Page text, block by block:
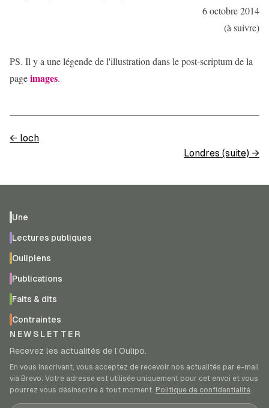
6 octobre 2014
(à suivre)
PS. Il y a une légende de l'illustration dans le post-scriptum de la
pageimages.
← loch
Londres (suite) →
Une
Lectures publiques
Oulipiens
Publications
Faits & dits
Contraintes
NEWSLETTER
Recevez les actualités de l’Oulipo.
En vous inscrivant, vous acceptez de recevoir nos actualités par e-mail
via Brevo. Votre adresse est utilisée uniquement pour cet envoi et vous
pourrez vous désinscrire à tout moment. Politique de confidentialité.